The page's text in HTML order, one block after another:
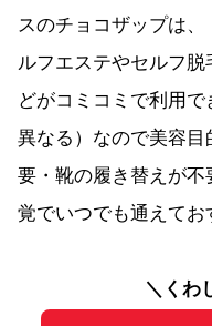
スのチョコザップは
ルフエステやセルフ
どがコミコミで利用
異なる）なので美容
要・靴の履き替えが
覚でいつでも通えてお
＼くわ